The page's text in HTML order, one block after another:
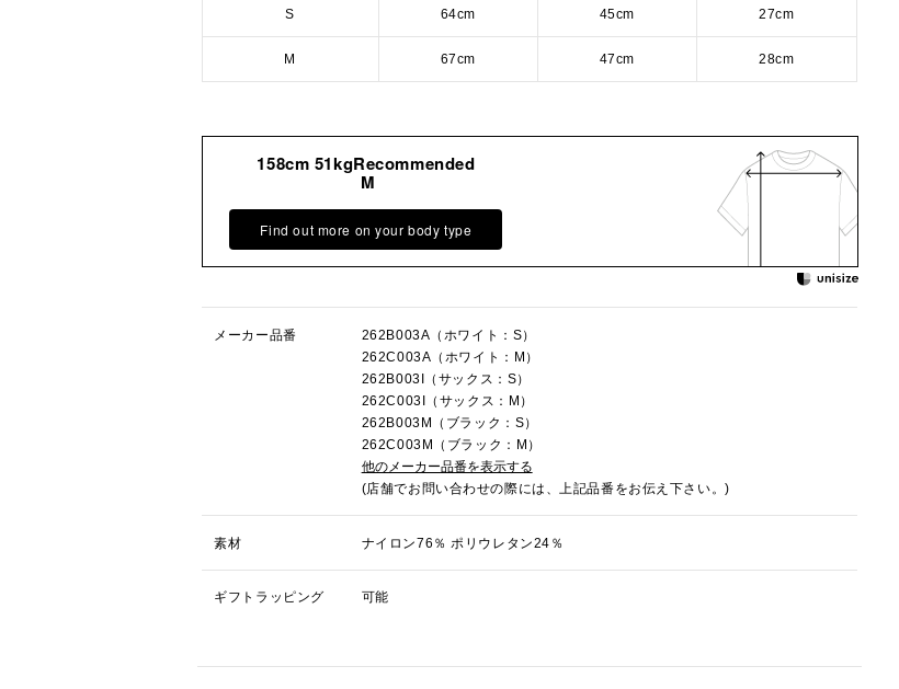
S 64cm 45cm 27cm
M 67cm 47cm 28cm
158cm 51kgRecommended
M
Find out more on your body type
メーカー品番
262B003A（ホワイト：S）
262C003A（ホワイト：M）
262B003I（サックス：S）
262C003I（サックス：M）
262B003M（ブラック：S）
262C003M（ブラック：M）
他のメーカー品番を表示する
(店舗でお問い合わせの際には、上記品番をお伝え下さい。)
素材 ナイロン76％ ポリウレタン24％
ギフトラッピング 可能